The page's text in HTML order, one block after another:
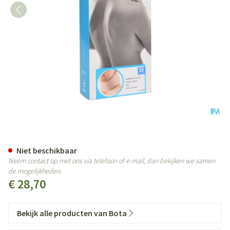
€ 28,70
Niet beschikbaar
Neem contact op met ons via telefoon of e-mail, dan bekijken we samen
de mogelijkheden.
Bekijk alle producten van Bota